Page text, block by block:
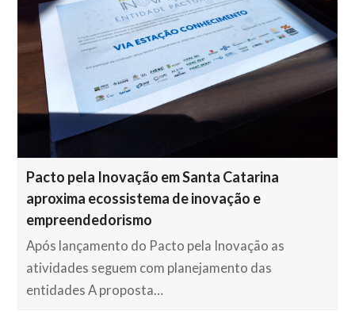
Pacto pela Inovação em Santa Catarina
aproxima ecossistema de inovação e
empreendedorismo
Após lançamento do Pacto pela Inovação as
atividades seguem com planejamento das
entidades A proposta…